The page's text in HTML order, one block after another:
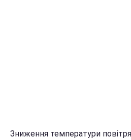
Зниження температури